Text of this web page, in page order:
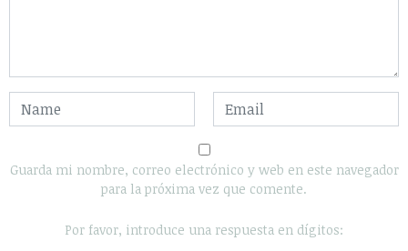
Guarda mi nombre, correo electrónico y web en este navegador
para la próxima vez que comente.
Por favor, introduce una respuesta en dígitos: